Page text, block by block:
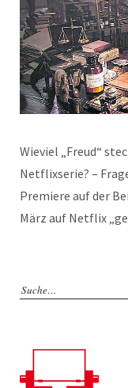
Wieviel „Freud“
Netflixserie? –
Premiere auf der
März auf Netflix